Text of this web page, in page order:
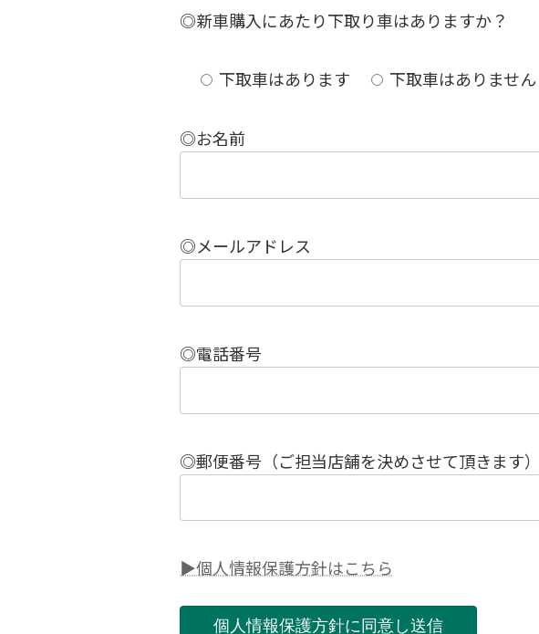
◎新車購入にあたり下取り車はありますか？
下取車はあります 下取車はありません
◎お名前
◎メールアドレス
◎電話番号
◎郵便番号（ご担当店舗を決めさせて頂きます）
▶個人情報保護方針はこちら